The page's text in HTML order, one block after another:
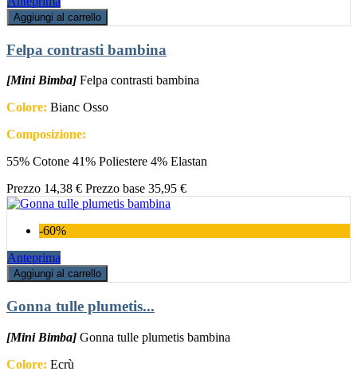
Aggiungi al carrello
Felpa contrasti bambina
[Mini Bimba] Felpa contrasti bambina
Colore: Bianc Osso
Composizione:
55% Cotone 41% Poliestere 4% Elastan
Prezzo 14,38 € Prezzo base 35,95 €
-60%
Anteprima
Aggiungi al carrello
Gonna tulle plumetis...
[Mini Bimba] Gonna tulle plumetis bambina
Colore: Ecrù